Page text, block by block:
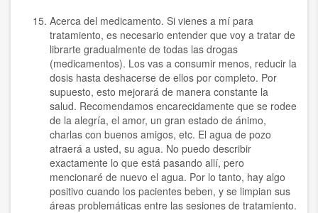
Acerca del medicamento. Si vienes a mí para
tratamiento, es necesario entender que voy a tratar de
librarte gradualmente de todas las drogas
(medicamentos). Los vas a consumir menos, reducir la
dosis hasta deshacerse de ellos por completo. Por
supuesto, esto mejorará de manera constante la
salud. Recomendamos encarecidamente que se rodee
de la alegría, el amor, un gran estado de ánimo,
charlas con buenos amigos, etc. El agua de pozo
atraerá a usted, su agua. No puedo describir
exactamente lo que está pasando allí, pero
mencionaré de nuevo el agua. Por lo tanto, hay algo
positivo cuando los pacientes beben, y se limpian sus
áreas problemáticas entre las sesiones de tratamiento.